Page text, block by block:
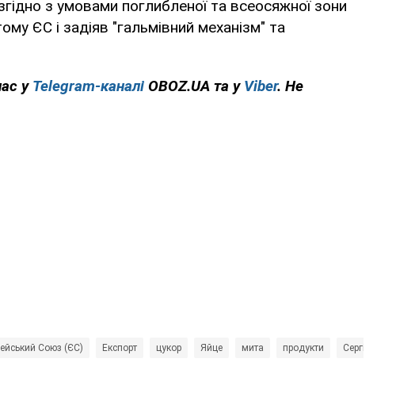
з умовами поглибленої та всеосяжної зони
ЄС і задіяв "гальмівний механізм" та
у Telegram-каналі OBOZ.UA та у Viber. Не
Союз (ЄС) Експорт цукор Яйце мита продукти Сергій Фурса